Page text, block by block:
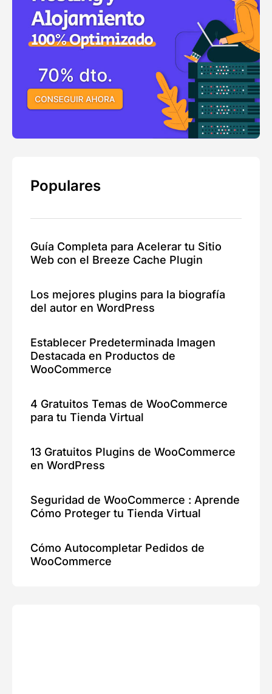
Populares
Guía Completa para Acelerar tu Sitio
Web con el Breeze Cache Plugin
Los mejores plugins para la biografía
del autor en WordPress
Establecer Predeterminada Imagen
Destacada en Productos de
WooCommerce
4 Gratuitos Temas de WooCommerce
para tu Tienda Virtual
13 Gratuitos Plugins de WooCommerce
en WordPress
Seguridad de WooCommerce : Aprende
Cómo Proteger tu Tienda Virtual
Cómo Autocompletar Pedidos de
WooCommerce